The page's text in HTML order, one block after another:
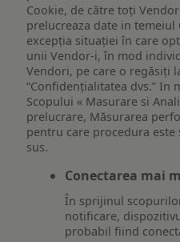
Cookie, de către toți
prelucreaza date in
excepția situației în care
unii Vendor-i, în mod
Vendori, pe care o regăsiți
“Confidențialitatea dvs.” In
Scopului « Masurare si
prelucrare, Măsurarea
pentru care procedura este
sus.
Conectarea mai
În sprijinul
notificare,
probabil fiind